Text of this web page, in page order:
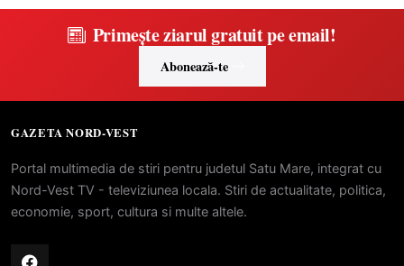
Primește ziarul gratuit pe email!
Abonează-te
GAZETA NORD-VEST
Portal multimedia de stiri pentru judetul Satu Mare, integrat cu
Nord-Vest TV - televiziunea locala. Stiri de actualitate, politica,
economie, sport, cultura si multe altele.